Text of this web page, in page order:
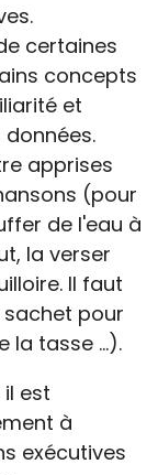
certaines
concepts
et
apprises
(pour
de l'eau à
la verser
Il faut
pour
la tasse ...).
est
à
exécutives